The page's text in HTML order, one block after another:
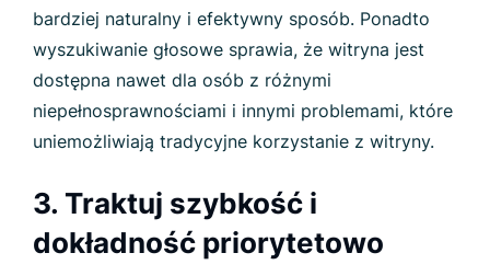
bardziej naturalny i efektywny sposób. Ponadto
wyszukiwanie głosowe sprawia, że witryna jest
dostępna nawet dla osób z różnymi
niepełnosprawnościami i innymi problemami, które
uniemożliwiają tradycyjne korzystanie z witryny.
3. Traktuj szybkość i
dokładność priorytetowo